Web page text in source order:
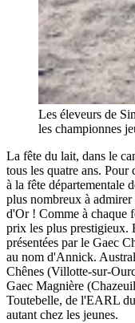
Les éleveurs de
les championnes
La fête du lait, dans le
tous les quatre ans.
à la fête départementale
plus nombreux à
d'Or ! Comme à chaque
prix les plus prestigieux.
présentées par le Gaec
au nom d'Annick.
Chênes (Villotte-sur-
Gaec Magnière
Toutebelle, de l'EARL
autant chez les jeunes.